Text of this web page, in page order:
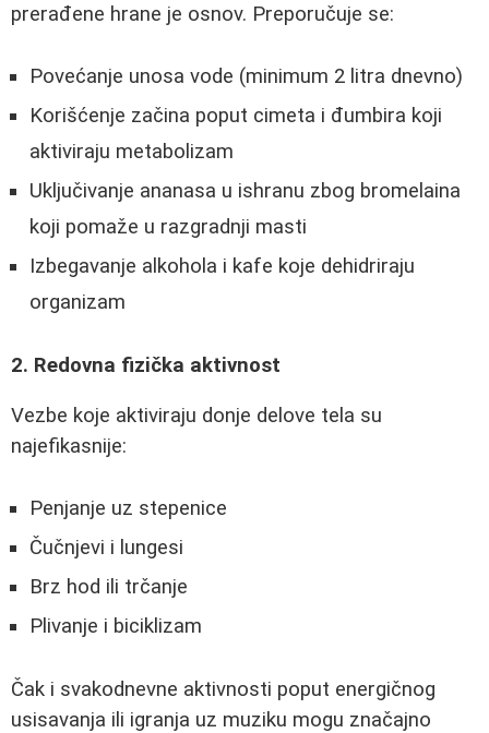
prerađene hrane je osnov. Preporučuje se:
Povećanje unosa vode (minimum 2 litra dnevno)
Korišćenje začina poput cimeta i đumbira koji
aktiviraju metabolizam
Uključivanje ananasa u ishranu zbog bromelaina
koji pomaže u razgradnji masti
Izbegavanje alkohola i kafe koje dehidriraju
organizam
2. Redovna fizička aktivnost
Vezbe koje aktiviraju donje delove tela su
najefikasnije:
Penjanje uz stepenice
Čučnjevi i lungesi
Brz hod ili trčanje
Plivanje i biciklizam
Čak i svakodnevne aktivnosti poput energičnog
usisavanja ili igranja uz muziku mogu značajno